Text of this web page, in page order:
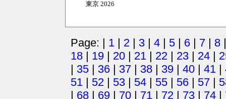
東京 2026
Page: | 1 | 2 | 3 | 4 | 5 | 6 | 7 | 8
18 | 19 | 20 | 21 | 22 | 23 | 24 |
| 35 | 36 | 37 | 38 | 39 | 40 | 41 |
51 | 52 | 53 | 54 | 55 | 56 | 57 |
| 68 | 69 | 70 | 71 | 72 | 73 | 74 |